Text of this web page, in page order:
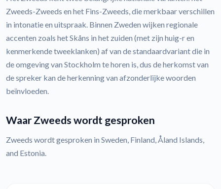
Zweeds-Zweeds en het Fins-Zweeds, die merkbaar verschillen
in intonatie en uitspraak. Binnen Zweden wijken regionale
accenten zoals het Skåns in het zuiden (met zijn huig-r en
kenmerkende tweeklanken) af van de standaardvariant die in
de omgeving van Stockholm te horen is, dus de herkomst van
de spreker kan de herkenning van afzonderlijke woorden
beïnvloeden.
Waar Zweeds wordt gesproken
Zweeds wordt gesproken in Sweden, Finland, Åland Islands,
and Estonia.